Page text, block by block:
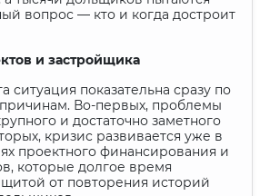
вопрос — кто и когда достроит
и застройщика
ситуация показательна сразу по
Во-первых, проблемы
и достаточно заметного
кризис развивается уже в
проектного финансирования и
которые долгое время
от повторения историй